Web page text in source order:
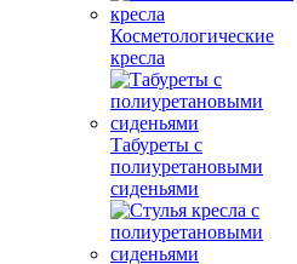
Косметологические
кресла
Табуреты с
полиуретановыми
сиденьями